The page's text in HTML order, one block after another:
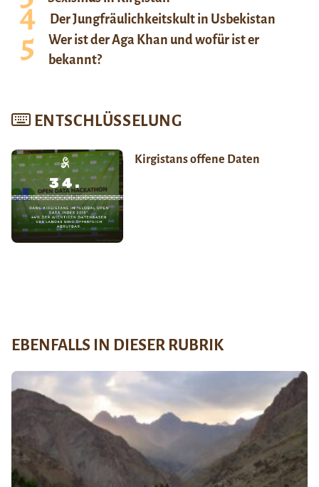
Der Jungfräulichkeitskult in Usbekistan
Wer ist der Aga Khan und wofür ist er
bekannt?
ENTSCHLÜSSELUNG
Kirgistans offene Daten
EBENFALLS IN DIESER RUBRIK